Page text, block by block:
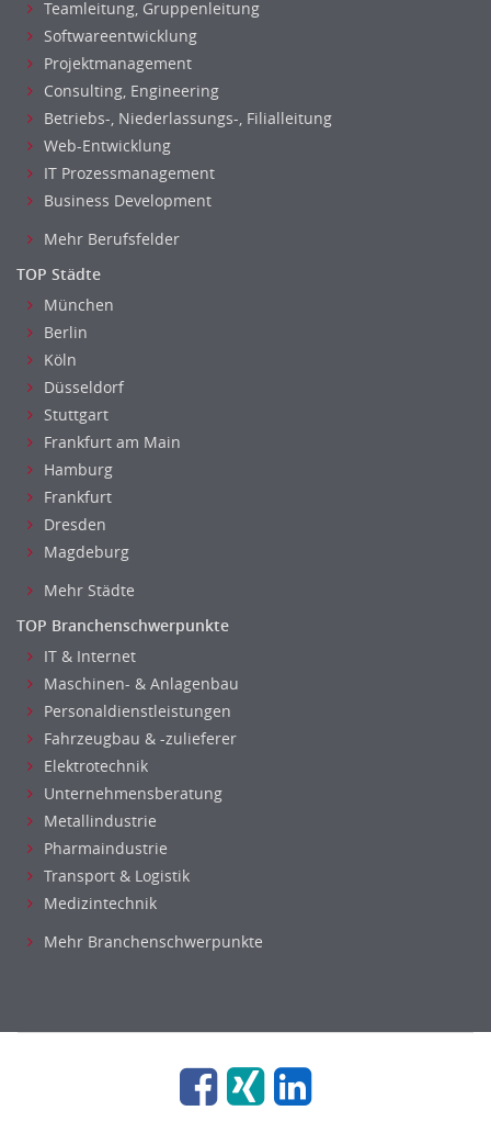
Teamleitung, Gruppenleitung
Softwareentwicklung
Projektmanagement
Consulting, Engineering
Betriebs-, Niederlassungs-, Filialleitung
Web-Entwicklung
IT Prozessmanagement
Business Development
Mehr Berufsfelder
TOP Städte
München
Berlin
Köln
Düsseldorf
Stuttgart
Frankfurt am Main
Hamburg
Frankfurt
Dresden
Magdeburg
Mehr Städte
TOP Branchenschwerpunkte
IT & Internet
Maschinen- & Anlagenbau
Personaldienstleistungen
Fahrzeugbau & -zulieferer
Elektrotechnik
Unternehmensberatung
Metallindustrie
Pharmaindustrie
Transport & Logistik
Medizintechnik
Mehr Branchenschwerpunkte